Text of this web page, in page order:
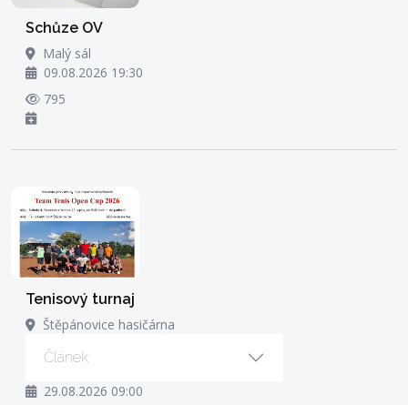
Schůze OV
Malý sál
09.08.2026 19:30
795
Tenisový turnaj
Štěpánovice hasičárna
Článek
29.08.2026 09:00